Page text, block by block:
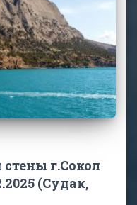
г.Сокол
(Судак,